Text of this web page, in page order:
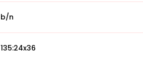
b/n
135:24x36